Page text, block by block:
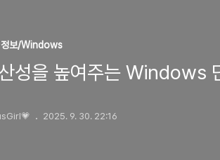
정보/Windows
성을 높여주는 Windows
2025. 9. 30. 22:16